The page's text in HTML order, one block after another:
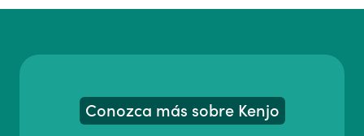
Conozca más sobre Kenjo